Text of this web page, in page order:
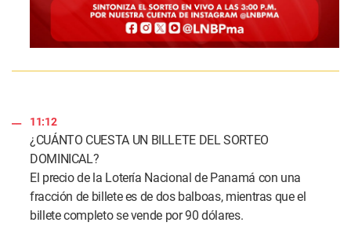
11:12
¿CUÁNTO CUESTA UN BILLETE DEL SORTEO
DOMINICAL?
El precio de la Lotería Nacional de Panamá con una
fracción de billete es de dos balboas, mientras que el
billete completo se vende por 90 dólares.